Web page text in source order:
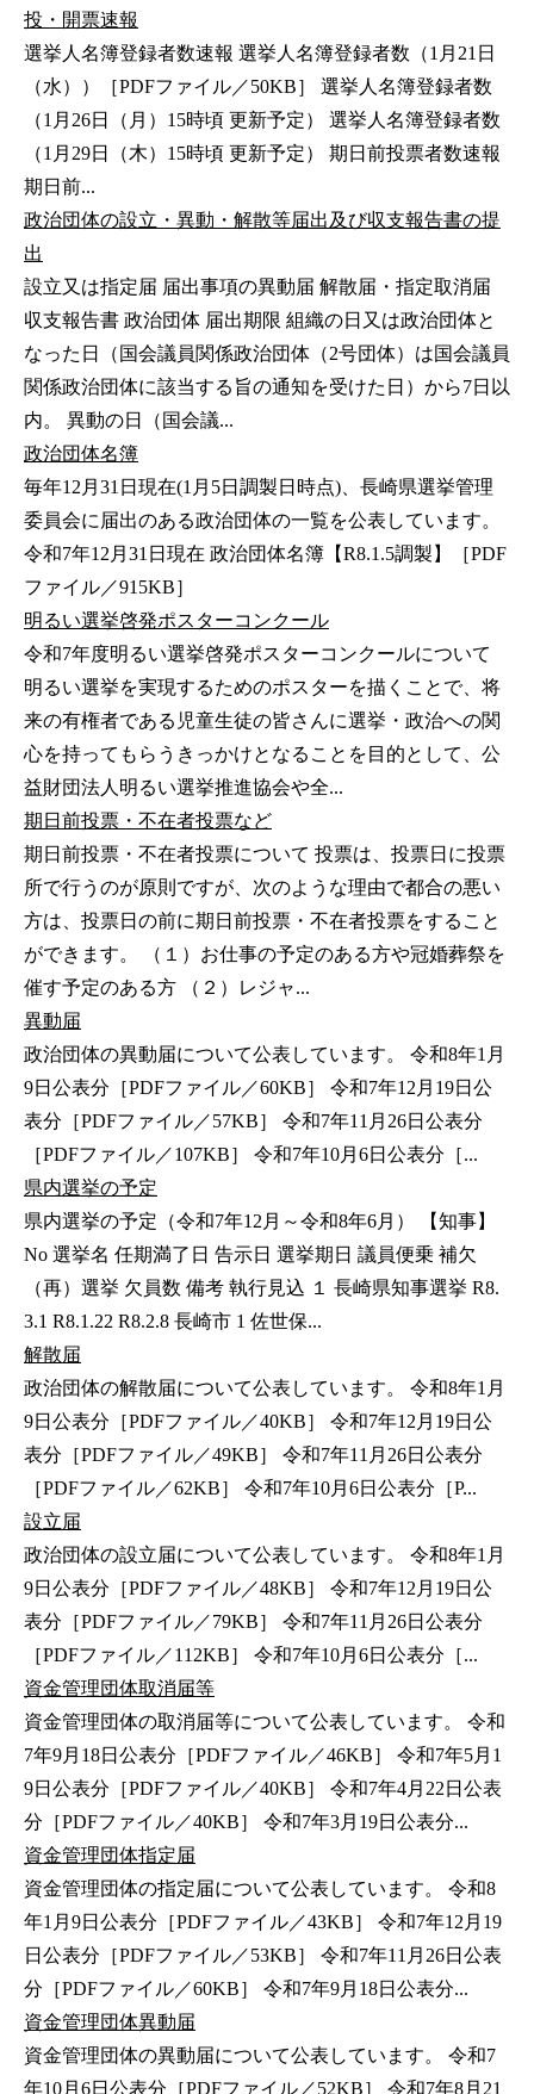
投・開票速報
選挙人名簿登録者数速報 選挙人名簿登録者数（1月21日
（水））［PDFファイル／50KB］ 選挙人名簿登録者数
（1月26日（月）15時頃 更新予定） 選挙人名簿登録者数
（1月29日（木）15時頃 更新予定） 期日前投票者数速報
期日前...
政治団体の設立・異動・解散等届出及び収支報告書の提
出
設立又は指定届 届出事項の異動届 解散届・指定取消届
収支報告書 政治団体 届出期限 組織の日又は政治団体と
なった日（国会議員関係政治団体（2号団体）は国会議員
関係政治団体に該当する旨の通知を受けた日）から7日以
内。 異動の日（国会議...
政治団体名簿
毎年12月31日現在(1月5日調製日時点)、長崎県選挙管理
委員会に届出のある政治団体の一覧を公表しています。
令和7年12月31日現在 政治団体名簿【R8.1.5調製】［PDF
ファイル／915KB］
明るい選挙啓発ポスターコンクール
令和7年度明るい選挙啓発ポスターコンクールについて
明るい選挙を実現するためのポスターを描くことで、将
来の有権者である児童生徒の皆さんに選挙・政治への関
心を持ってもらうきっかけとなることを目的として、公
益財団法人明るい選挙推進協会や全...
期日前投票・不在者投票など
期日前投票・不在者投票について 投票は、投票日に投票
所で行うのが原則ですが、次のような理由で都合の悪い
方は、投票日の前に期日前投票・不在者投票をすること
ができます。 （１）お仕事の予定のある方や冠婚葬祭を
催す予定のある方 （２）レジャ...
異動届
政治団体の異動届について公表しています。 令和8年1月
9日公表分［PDFファイル／60KB］ 令和7年12月19日公
表分［PDFファイル／57KB］ 令和7年11月26日公表分
［PDFファイル／107KB］ 令和7年10月6日公表分［...
県内選挙の予定
県内選挙の予定（令和7年12月～令和8年6月） 【知事】
No 選挙名 任期満了日 告示日 選挙期日 議員便乗 補欠
（再）選挙 欠員数 備考 執行見込 １ 長崎県知事選挙 R8.
3.1 R8.1.22 R8.2.8 長崎市 1 佐世保...
解散届
政治団体の解散届について公表しています。 令和8年1月
9日公表分［PDFファイル／40KB］ 令和7年12月19日公
表分［PDFファイル／49KB］ 令和7年11月26日公表分
［PDFファイル／62KB］ 令和7年10月6日公表分［P...
設立届
政治団体の設立届について公表しています。 令和8年1月
9日公表分［PDFファイル／48KB］ 令和7年12月19日公
表分［PDFファイル／79KB］ 令和7年11月26日公表分
［PDFファイル／112KB］ 令和7年10月6日公表分［...
資金管理団体取消届等
資金管理団体の取消届等について公表しています。 令和
7年9月18日公表分［PDFファイル／46KB］ 令和7年5月1
9日公表分［PDFファイル／40KB］ 令和7年4月22日公表
分［PDFファイル／40KB］ 令和7年3月19日公表分...
資金管理団体指定届
資金管理団体の指定届について公表しています。 令和8
年1月9日公表分［PDFファイル／43KB］ 令和7年12月19
日公表分［PDFファイル／53KB］ 令和7年11月26日公表
分［PDFファイル／60KB］ 令和7年9月18日公表分...
資金管理団体異動届
資金管理団体の異動届について公表しています。 令和7
年10月6日公表分［PDFファイル／52KB］ 令和7年8月21